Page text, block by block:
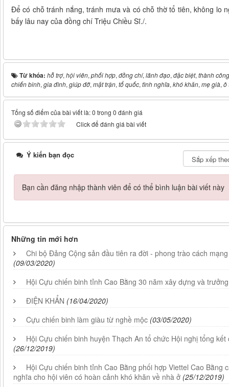
Để có chỗ tránh nắng, tránh mưa và có chỗ thờ tổ tiên, không lo
bấy lâu nay của đồng chí Triệu Chiều Sĩ./.
Từ khóa: hỗ trợ, hội viên, phối hợp, đồng chí, lãnh đạo, đặc biệt, thành công
chiến binh, gia đình, giúp đỡ, mặt trận, tổ quốc, tình nghĩa, khó khăn, mẹ già, ô
Tổng số điểm của bài viết là: 0 trong 0 đánh giá
Click để đánh giá bài viết
Ý kiến bạn đọc
Bạn cần đăng nhập thành viên để có thể bình luận bài viết này
Những tin mới hơn
Chi bộ Đảng Cộng sản đầu tiên ra đời - phong trào cách
(09/03/2020)
Hội Cựu chiến binh tỉnh Cao Bằng 30 năm xây dựng và
ĐIỆN KHẨN (16/04/2020)
Cựu chiến binh làm giàu từ nghề mộc (03/05/2020)
Hội Cựu chiến binh huyện Thạch An tổ chức Hội nghị tổng
(26/12/2019)
Hội Cựu chiến binh tỉnh Cao Bằng phối hợp Viettel Cao Bằng
nghĩa cho hội viên có hoàn cảnh khó khăn về nhà ở (25/12/2019)